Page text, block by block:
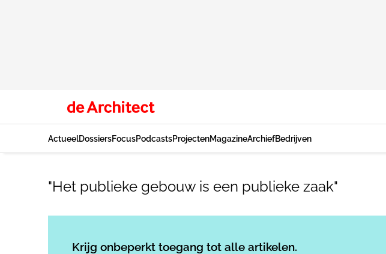
ActueelDossiersFocusPodcastsProjectenMagazineArchiefBedrijven
"Het publieke gebouw is een publieke zaak"
Krijg onbeperkt toegang tot alle artikelen.